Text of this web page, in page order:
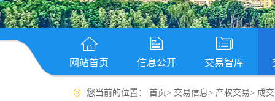
网站首页 信息公开 交易智库
您当前的位置： 首页> 交易信息> 产权交易> 成